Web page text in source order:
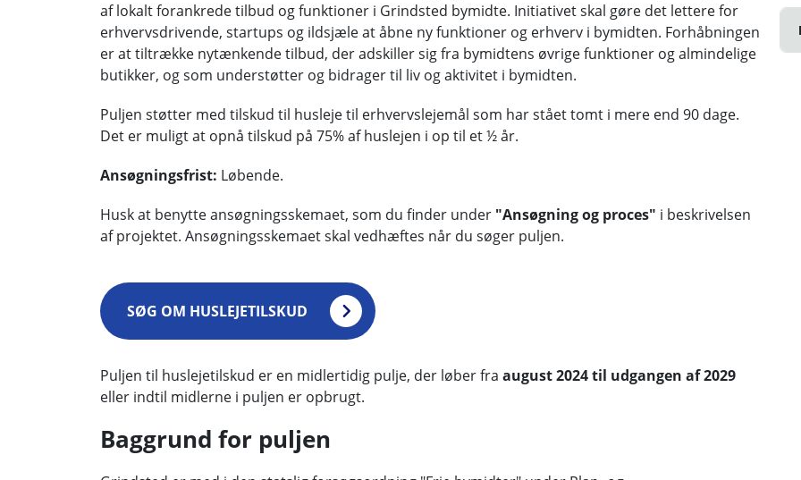
af lokalt forankrede tilbud og funktioner i Grindsted bymidte. Initiativet skal gøre det lettere for
erhvervsdrivende, startups og ildsjæle at åbne ny funktioner og erhverv i bymidten. Forhåbningen
er at tiltrække nytænkende tilbud, der adskiller sig fra bymidtens øvrige funktioner og almindelige
butikker, og som understøtter og bidrager til liv og aktivitet i bymidten.
Puljen støtter med tilskud til husleje til erhvervslejemål som har stået tomt i mere end 90 dage.
Det er muligt at opnå tilskud på 75% af huslejen i op til et ½ år.
Ansøgningsfrist: Løbende.
Husk at benytte ansøgningsskemaet, som du finder under "Ansøgning og proces" i beskrivelsen
af projektet. Ansøgningsskemaet skal vedhæftes når du søger puljen.
SØG OM HUSLEJETILSKUD
Puljen til huslejetilskud er en midlertidig pulje, der løber fra august 2024 til udgangen af 2029
eller indtil midlerne i puljen er opbrugt.
Baggrund for puljen